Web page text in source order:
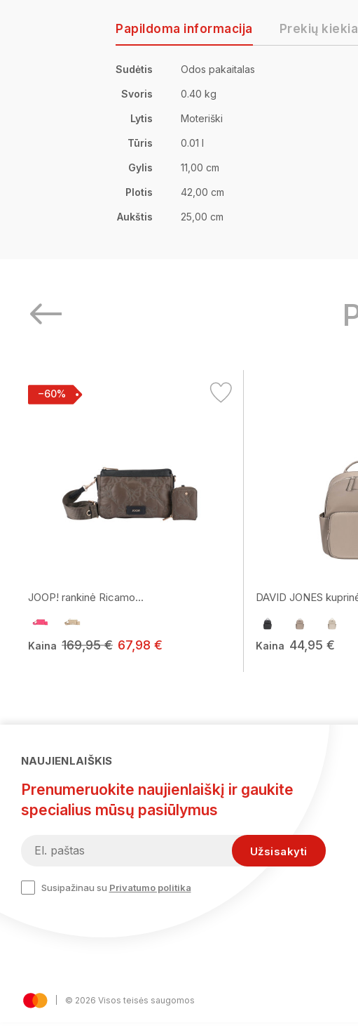
Papildoma informacija Prekių
Sudėtis Odos pakaitalas
Svoris 0.40 kg
Lytis Moteriški
Tūris 0.01 l
Gylis 11,00 cm
Plotis 42,00 cm
Aukštis 25,00 cm
−60%
JOOP! rankinė Ricamo...
Kaina 169,95 € 67,98 €
DAVID JONES
Kaina 44,95 €
NAUJIENLAIŠKIS
Prenumeruokite naujienlaiškį ir gaukite
specialius mūsų pasiūlymus
Susipažinau su Privatumo politika
© 2026 Visos teisės saugomos